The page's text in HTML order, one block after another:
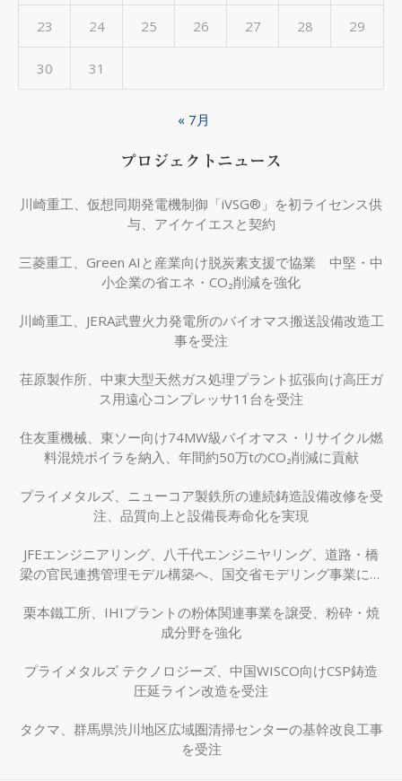
23 24 25 26 27 28 29
30 31
« 7月
プロジェクトニュース
川崎重工、仮想同期発電機制御「iVSG®」を初ライセンス供
与、アイケイエスと契約
三菱重工、Green AIと産業向け脱炭素支援で協業 中堅・中
小企業の省エネ・CO₂削減を強化
川崎重工、JERA武豊火力発電所のバイオマス搬送設備改造工
事を受注
荏原製作所、中東大型天然ガス処理プラント拡張向け高圧ガ
ス用遠心コンプレッサ11台を受注
住友重機械、東ソー向け74MW級バイオマス・リサイクル燃
料混焼ボイラを納入、年間約50万tのCO₂削減に貢献
プライメタルズ、ニューコア製鉄所の連続鋳造設備改修を受
注、品質向上と設備長寿命化を実現
JFEエンジニアリング、八千代エンジニヤリング、道路・橋
梁の官民連携管理モデル構築へ、国交省モデリング事業に採
栗本鐵工所、IHIプラントの粉体関連事業を譲受、粉砕・焼
成分野を強化
プライメタルズ テクノロジーズ、中国WISCO向けCSP鋳造
圧延ライン改造を受注
タクマ、群馬県渋川地区広域圏清掃センターの基幹改良工事
を受注